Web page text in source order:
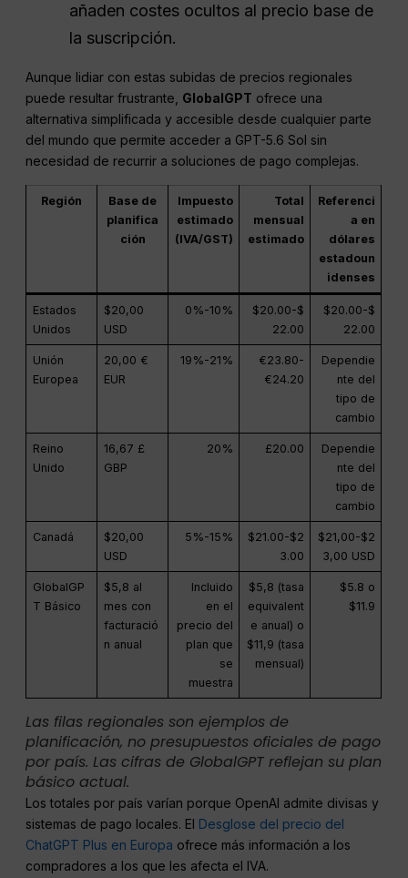
añaden costes ocultos al precio base de
la suscripción.
Aunque lidiar con estas subidas de precios regionales
puede resultar frustrante, GlobalGPT ofrece una
alternativa simplificada y accesible desde cualquier parte
del mundo que permite acceder a GPT-5.6 Sol sin
necesidad de recurrir a soluciones de pago complejas.
Región
Base de
planifica
ción
Impuesto
estimado
(IVA/GST)
Total
mensual
estimado
Referenci
a en
dólares
estadoun
idenses
Estados
Unidos
$20,00
USD
0%-10%
$20.00-$
22.00
$20.00-$
22.00
Unión
Europea
20,00 €
EUR
19%-21%
€23.80-
€24.20
Dependie
nte del
tipo de
cambio
Reino
Unido
16,67 £
GBP
20% £20.00
Dependie
nte del
tipo de
cambio
Canadá
$20,00
USD
5%-15%
$21.00-$2
3.00
$21,00-$2
3,00 USD
GlobalGP
T Básico
$5,8 al
mes con
facturació
n anual
Incluido
en el
precio del
plan que
se
muestra
$5,8 (tasa
equivalent
e anual) o
$11,9 (tasa
mensual)
$5.8 o
$11.9
Las filas regionales son ejemplos de
planificación, no presupuestos oficiales de pago
por país. Las cifras de GlobalGPT reflejan su plan
básico actual.
Los totales por país varían porque OpenAI admite divisas y
sistemas de pago locales. El Desglose del precio del
ChatGPT Plus en Europa ofrece más información a los
compradores a los que les afecta el IVA.